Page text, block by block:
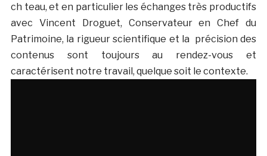
ch teau, et en particulier les échanges très productifs
avec Vincent Droguet, Conservateur en Chef du
Patrimoine, la rigueur scientifique et la précision des
contenus sont toujours au rendez-vous et
caractérisent notre travail, quelque soit le contexte.